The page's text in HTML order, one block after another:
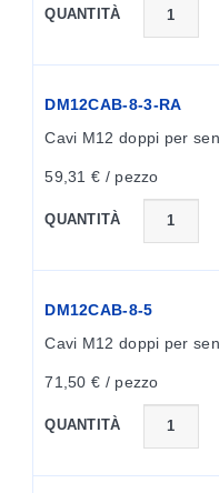
Configurazione
Configura la tua sonda
SYNC.
I tuoi dati a colpo
ne hai bisogno,
intuitiva permette di
impostare allarmi e
sull’attività del
QUANTITÀ
DM12CAB-8-3-RA
Cavi M12 doppi per
59,31 € / pezzo
QUANTITÀ
DM12CAB-8-5
Cavi M12 doppi per
71,50 € / pezzo
QUANTITÀ